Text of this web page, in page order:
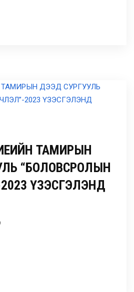
ТАМИРЫН
“БОЛОВСРОЛЫН
ҮЗЭСГЭЛЭНД